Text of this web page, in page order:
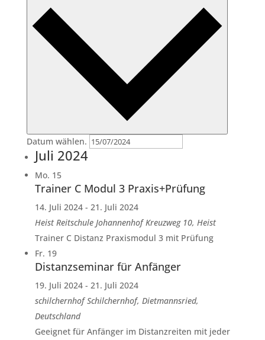
Datum wählen.
Juli 2024
Mo. 15
Trainer C Modul 3 Praxis+Prüfung
14. Juli 2024- 21. Juli 2024
HeistReitschule Johannenhof Kreuzweg 10, Heist
Trainer C Distanz Praxismodul 3 mit Prüfung
Fr. 19
Distanzseminar für Anfänger
19. Juli 2024- 21. Juli 2024
schilchernhofSchilchernhof, Dietmannsried,
Deutschland
Geeignet für Anfänger im Distanzreiten mit jeder